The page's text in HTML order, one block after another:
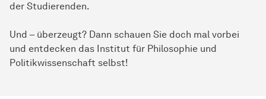
der Studierenden.
Und – überzeugt? Dann schauen Sie doch mal vorbei
und entdecken das Institut für Philosophie und
Politikwissenschaft selbst!